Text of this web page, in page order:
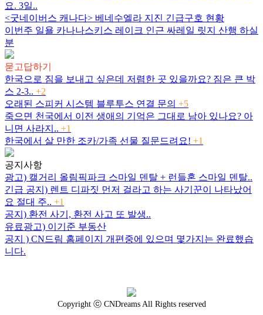
요. 3일..
<굿네이버스 캐나다> 베네수엘라 지진 긴급구호 현황
이번주 일욜 카나나스키스 레이크 인근 싸레일 릿지 산행 하실
분
묻고답하기
한국으로 짐을 보내고 싶은데 저렴한 곳 있을까요? 짐은 큰 박
스 2-3.. +2
오래된 스피커 시스템 블루투스 연결 문의 +5
죽으면 천국에서 이전 생애의 기억은 그대로 남아 있나요? 아
니면 사라지.. +1
한국에서 살 만한 조카/가족 선물 질문드려요! +1
공지사항
광고) 캘거리 올림픽파크 스마일 덴탈 + 런들혼 스마일 덴탈..
긴급 공지) 렌트 디파짓 먼저 걸라고 하는 사기꾼이 나타났어
요 절대 주.. +1
공지) 환전 사기, 환전 사고 또 발생..
유료광고) 이기준 부동산
공지 ) CN드림 홈페이지 개편중에 있으며 몇가지는 완료했습
니다.
Copyright ⓒ CNDreams All Rights reserved